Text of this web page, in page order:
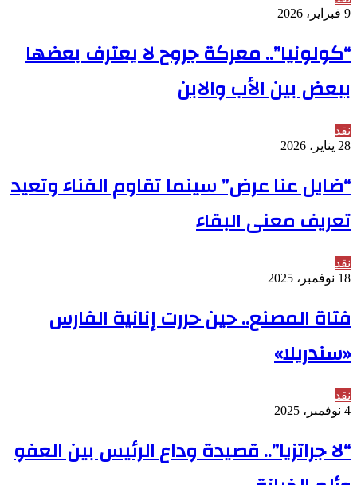
9 فبراير، 2026
“كولونيا”.. معركة جروح لا يعترف بعضها
ببعض بين الأب والابن
نقد
28 يناير، 2026
“ضايل عنا عرض” سينما تقاوم الفناء وتعيد
تعريف معنى البقاء
نقد
18 نوفمبر، 2025
فتاة المصنع.. حين حررت إنانية الفارس
«سندريلا»
نقد
4 نوفمبر، 2025
“لا جراتزيا”.. قصيدة وداع الرئيس بين العفو